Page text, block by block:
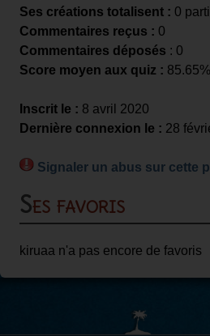
Ses créations totalisent : 0
Commentaires reçus : 0
Commentaires déposés : 0
Score moyen aux quiz : 85.65%
Inscrit le : 8 avril 2020
Dernière connexion le : 28
Signaler un abus sur cette
Ses favoris
kiruaa n'a pas encore de favoris